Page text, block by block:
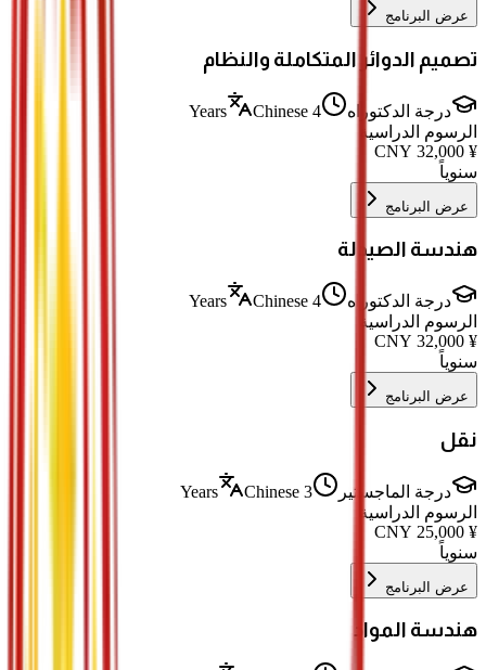
عرض البرنامج
تصميم الدوائر المتكاملة والنظام
درجة الدكتوراه 4 Years
Chinese
الرسوم الدراسية
¥
32,000
سنوياً
عرض البرنامج
هندسة الصيدلة
درجة الدكتوراه 4 Years
Chinese
الرسوم الدراسية
¥
32,000
سنوياً
عرض البرنامج
نقل
درجة الماجستير 3 Years
Chinese
الرسوم الدراسية
¥
25,000
سنوياً
عرض البرنامج
هندسة المواد